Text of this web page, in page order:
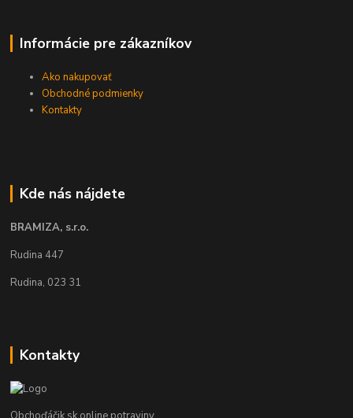
Informácie pre zákazníkov
Ako nakupovať
Obchodné podmienky
Kontakty
Kde nás nájdete
BRAMIZA, s.r.o.
Rudina 447
Rudina, 023 31
Kontakty